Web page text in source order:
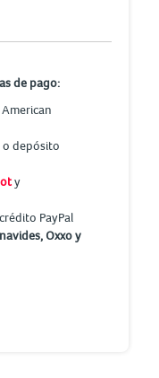
de pago:
o depósito
y
PayPal
Oxxo y